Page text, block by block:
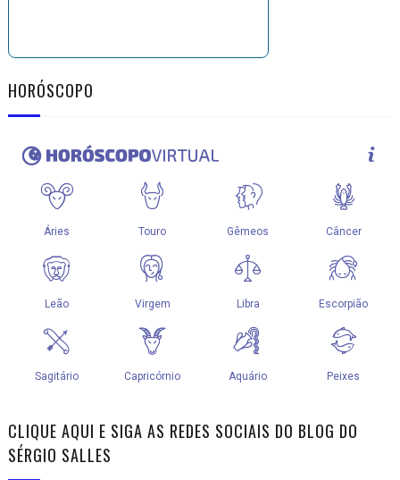
HORÓSCOPO
CLIQUE AQUI E SIGA AS REDES SOCIAIS DO BLOG DO
SÉRGIO SALLES